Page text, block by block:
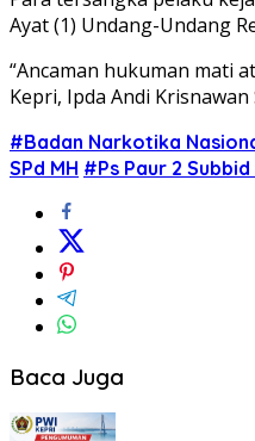
Ayat (1) Undang-Undang
“Ancaman hukuman mati
Kepri, Ipda Andi Krisnawan
#Badan Narkotika
SPd MH #Ps Paur 2
Baca Juga